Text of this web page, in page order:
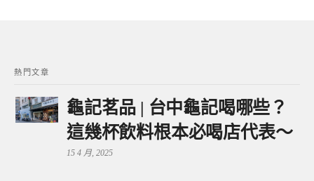
熱門文章
龜記茗品 | 台中龜記喝哪些？
這幾杯飲料根本必喝店代表～
15 4 月, 2025